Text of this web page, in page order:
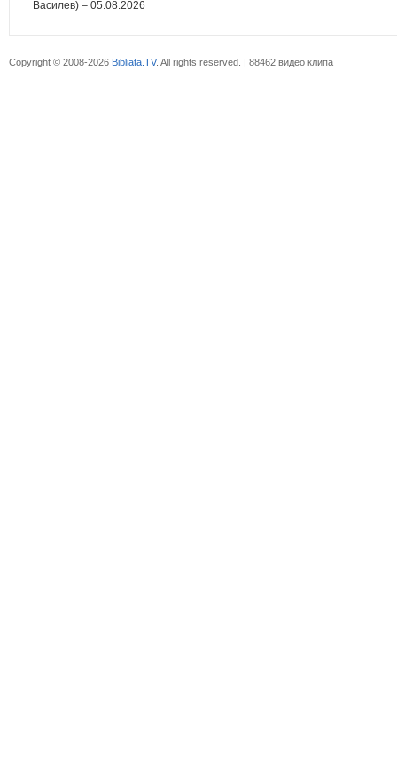
Василев) – 05.08.2026
Copyright © 2008-2026 Bibliata.TV. All rights reserved. | 88462 видео клипа